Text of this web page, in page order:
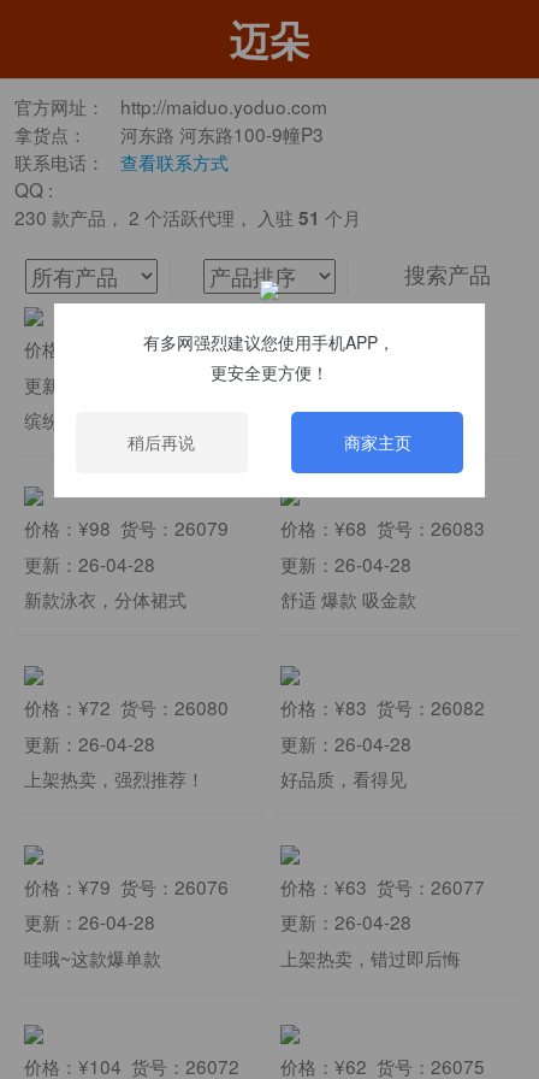
有多网强烈建议您使用手机APP，
更安全更方便！
稍后再说 商家主页
迈朵
官方网址：
http://maiduo.yoduo.com
拿货点：
河东路 河东路100-9幢P3
联系电话：
查看联系方式
QQ :
230 款产品， 2 个活跃代理， 入驻 51 个月
搜索产品
价格：¥82 货号：26085
更新：26-04-28
缤纷夏日，火爆全网
价格：¥98 货号：26079
更新：26-04-28
新款泳衣，分体裙式
价格：¥72 货号：26080
更新：26-04-28
上架热卖，强烈推荐！
价格：¥79 货号：26076
更新：26-04-28
哇哦~这款爆单款
价格：¥104 货号：26072
价格：¥72 货号：26070
更新：26-04-28
好物推荐，品质背书
价格：¥68 货号：26083
更新：26-04-28
舒适 爆款 吸金款
价格：¥83 货号：26082
更新：26-04-28
好品质，看得见
价格：¥63 货号：26077
更新：26-04-28
上架热卖，错过即后悔
价格：¥62 货号：26075